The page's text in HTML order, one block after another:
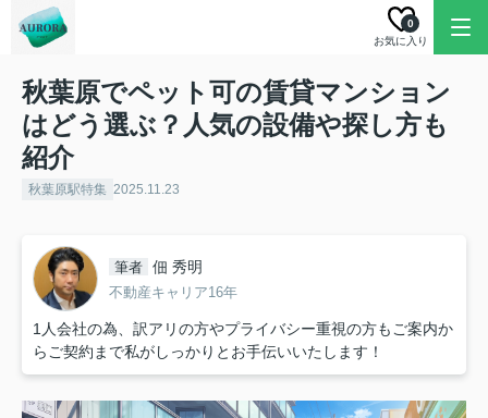
お気に入り
0
秋葉原でペット可の賃貸マンション
はどう選ぶ？人気の設備や探し方も
紹介
秋葉原駅特集 2025.11.23
筆者 佃 秀明
不動産キャリア16年
1人会社の為、訳アリの方やプライバシー重視の方もご案内か
らご契約まで私がしっかりとお手伝いいたします！